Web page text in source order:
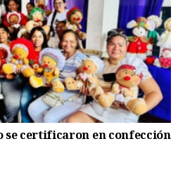
se certificaron en confección